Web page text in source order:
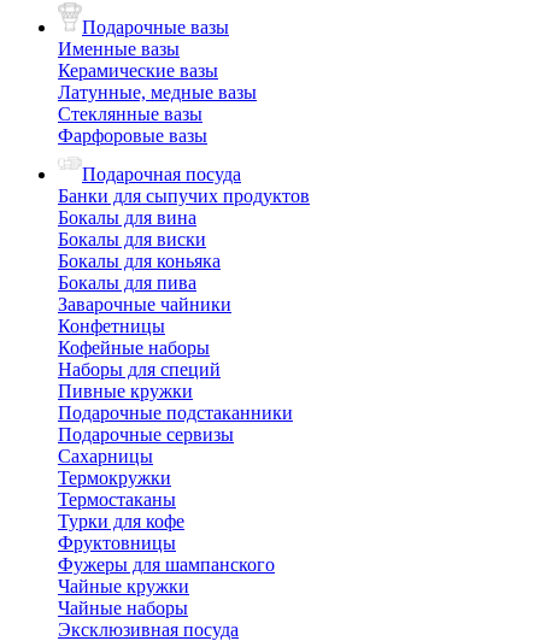
Подарочные вазы
Именные вазы
Керамические вазы
Латунные, медные вазы
Стеклянные вазы
Фарфоровые вазы
Подарочная посуда
Банки для сыпучих продуктов
Бокалы для вина
Бокалы для виски
Бокалы для коньяка
Бокалы для пива
Заварочные чайники
Конфетницы
Кофейные наборы
Наборы для специй
Пивные кружки
Подарочные подстаканники
Подарочные сервизы
Сахарницы
Термокружки
Термостаканы
Турки для кофе
Фруктовницы
Фужеры для шампанского
Чайные кружки
Чайные наборы
Эксклюзивная посуда